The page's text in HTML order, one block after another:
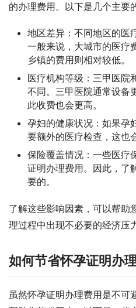
的办理费用。以下是几个主要
地区差异：不同地区的医
一般来说，大城市的医疗
乡镇的费用则相对较低。
医疗机构等级：三甲医院
不同。三甲医院通常设备
此收费也会更高。
孕妇的健康状况：如果孕
要额外的医疗检查，这也
保险覆盖情况：一些医疗
证明办理费用。因此，了
要的。
了解这些影响因素，可以帮助
理过程中出现不必要的经济压
如何节省怀孕证明办
虽然怀孕证明办理费用是不可